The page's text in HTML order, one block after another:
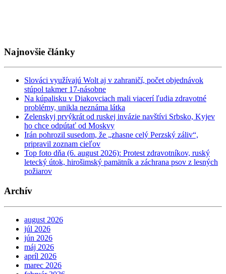
Najnovšie články
Slováci využívajú Wolt aj v zahraničí, počet objednávok
stúpol takmer 17-násobne
Na kúpalisku v Diakovciach mali viacerí ľudia zdravotné
problémy, unikla neznáma látka
Zelenskyj prvýkrát od ruskej invázie navštívi Srbsko, Kyjev
ho chce odpútať od Moskvy
Irán pohrozil susedom, že „zhasne celý Perzský záliv“,
pripravil zoznam cieľov
Top foto dňa (6. august 2026): Protest zdravotníkov, ruský
letecký útok, hirošimský pamätník a záchrana psov z lesných
požiarov
Archív
august 2026
júl 2026
jún 2026
máj 2026
apríl 2026
marec 2026